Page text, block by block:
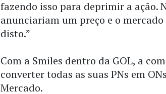
fazendo isso para deprimir a ação.
anunciariam um preço e o
disto.”
Com a Smiles dentro da GOL, a
converter todas as suas PNs em
Mercado.